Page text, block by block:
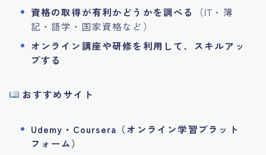
資格の取得が有利かどうかを調べる
（IT・簿
記・語学・国家資格など）
オンライン講座や研修を利用して、スキルアッ
プする
おすすめサイト
Udemy・Coursera（オンライン学習プラット
フォーム）